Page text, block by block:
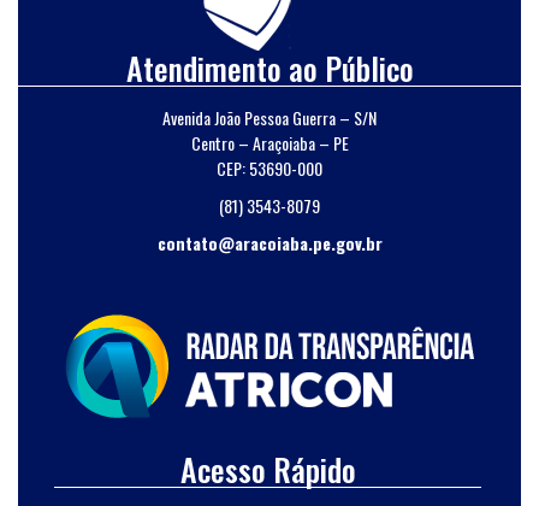
Atendimento ao Público
Avenida João Pessoa Guerra – S/N
Centro – Araçoiaba – PE
CEP: 53690-000
(81) 3543-8079
contato@aracoiaba.pe.gov.br
Acesso Rápido